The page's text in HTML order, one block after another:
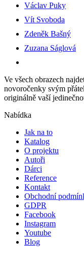
Václav Puky
Vít Svoboda
Zdeněk Bašný
Zuzana Ságlová
Ve všech obrazech
novoročenky svým
originálně vaší
Nabídka
Jak na to
Katalog
O projektu
Autoři
Dárci
Reference
Kontakt
Obchodní
GDPR
Facebook
Instagram
Youtube
Blog